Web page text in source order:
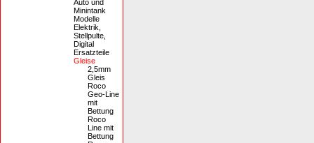
Auto und
Minintank
Modelle
Elektrik,
Stellpulte,
Digital
Ersatzteile
Gleise
2,5mm
Gleis
Roco
Geo-Line
mit
Bettung
Roco
Line mit
Bettung